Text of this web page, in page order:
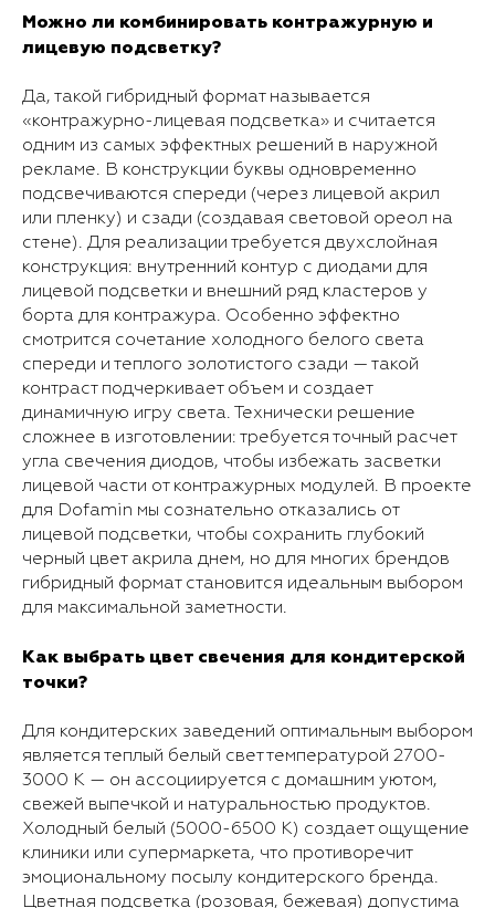
Можно ли комбинировать контражурную и
лицевую подсветку?
Да, такой гибридный формат называется
«контражурно-лицевая подсветка» и считается
одним из самых эффектных решений в наружной
рекламе. В конструкции буквы одновременно
подсвечиваются спереди (через лицевой акрил
или пленку) и сзади (создавая световой ореол на
стене). Для реализации требуется двухслойная
конструкция: внутренний контур с диодами для
лицевой подсветки и внешний ряд кластеров у
борта для контражура. Особенно эффектно
смотрится сочетание холодного белого света
спереди и теплого золотистого сзади — такой
контраст подчеркивает объем и создает
динамичную игру света. Технически решение
сложнее в изготовлении: требуется точный расчет
угла свечения диодов, чтобы избежать засветки
лицевой части от контражурных модулей. В проекте
для Dofamin мы сознательно отказались от
лицевой подсветки, чтобы сохранить глубокий
черный цвет акрила днем, но для многих брендов
гибридный формат становится идеальным выбором
для максимальной заметности.
Как выбрать цвет свечения для кондитерской
точки?
Для кондитерских заведений оптимальным выбором
является теплый белый свет температурой 2700-
3000 К — он ассоциируется с домашним уютом,
свежей выпечкой и натуральностью продуктов.
Холодный белый (5000-6500 К) создает ощущение
клиники или супермаркета, что противоречит
эмоциональному посылу кондитерского бренда.
Цветная подсветка (розовая, бежевая) допустима